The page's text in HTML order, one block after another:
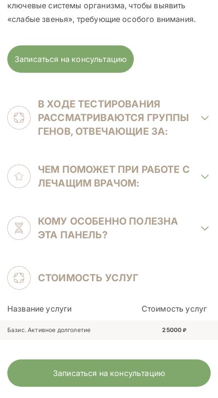
ключевые системы организма, чтобы выявить
«слабые звенья», требующие особого внимания.
Записаться на консультацию
В ХОДЕ ТЕСТИРОВАНИЯ
РАССМАТРИВАЮТСЯ ГРУППЫ
ГЕНОВ, ОТВЕЧАЮЩИЕ ЗА:
ЧЕМ ПОМОЖЕТ ПРИ РАБОТЕ С
ЛЕЧАЩИМ ВРАЧОМ:
КОМУ ОСОБЕННО ПОЛЕЗНА
ЭТА ПАНЕЛЬ?
СТОИМОСТЬ УСЛУГ
Название услуги Стоимость услуг
Базис. Активное долголетие 25000
Записаться на консультацию